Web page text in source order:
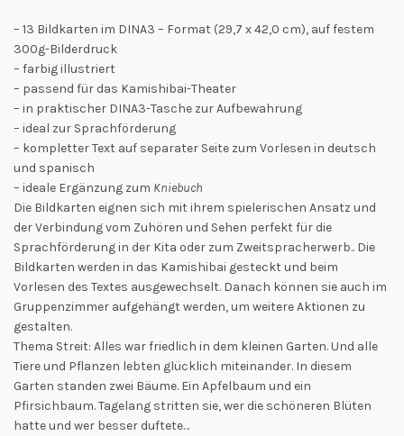
– 13 Bildkarten im DINA3 – Format (29,7 x 42,0 cm), auf festem
300g-Bilderdruck
– farbig illustriert
– passend für das Kamishibai-Theater
– in praktischer DINA3-Tasche zur Aufbewahrung
– ideal zur Sprachförderung
– kompletter Text auf separater Seite zum Vorlesen in deutsch
und spanisch
– ideale Ergänzung zum Kniebuch
Die Bildkarten eignen sich mit ihrem spielerischen Ansatz und
der Verbindung vom Zuhören und Sehen perfekt für die
Sprachförderung in der Kita oder zum Zweitspracherwerb.. Die
Bildkarten werden in das Kamishibai gesteckt und beim
Vorlesen des Textes ausgewechselt. Danach können sie auch im
Gruppenzimmer aufgehängt werden, um weitere Aktionen zu
gestalten.
Thema Streit: Alles war friedlich in dem kleinen Garten. Und alle
Tiere und Pflanzen lebten glücklich miteinander. In diesem
Garten standen zwei Bäume. Ein Apfelbaum und ein
Pfirsichbaum. Tagelang stritten sie, wer die schöneren Blüten
hatte und wer besser duftete…